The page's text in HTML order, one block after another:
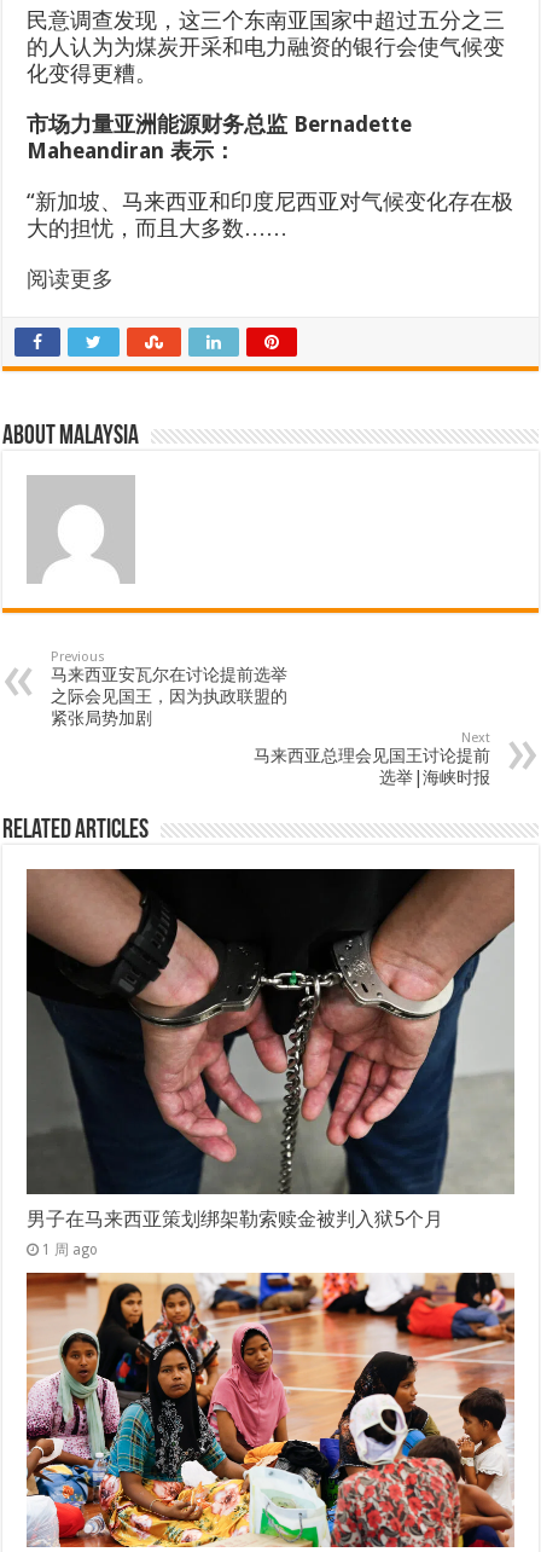
民意调查发现，这三个东南亚国家中超过五分之三
的人认为为煤炭开采和电力融资的银行会使气候变
化变得更糟。
市场力量亚洲能源财务总监 Bernadette
Maheandiran 表示：
“新加坡、马来西亚和印度尼西亚对气候变化存在极
大的担忧，而且大多数……
阅读更多
About Malaysia
Previous
马来西亚安瓦尔在讨论提前选举
之际会见国王，因为执政联盟的
紧张局势加剧
Next
马来西亚总理会见国王讨论提前
选举|海峡时报
Related Articles
男子在马来西亚策划绑架勒索赎金被判入狱5个月
1 周 ago